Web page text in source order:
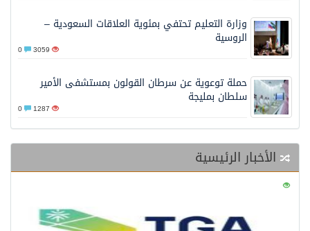
وزارة التعليم تحتفي بمئوية العلاقات السعودية –
الروسية
3059
حملة توعوية عن سرطان القولون بمستشفى الأمير
سلطان بمليجة
1287
الأخبار الرئيسية
121